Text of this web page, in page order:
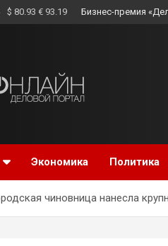
$ 80.93 € 93.19 Бизнес-премия
Экономика Политика
чиновница нанесла